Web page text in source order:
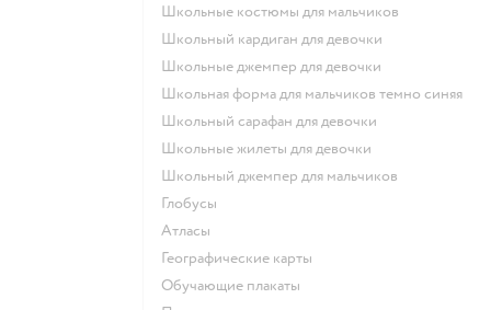
Школьные костюмы для мальчиков
Школьный кардиган для девочки
Школьные джемпер для девочки
Школьная форма для мальчиков темно синяя
Школьный сарафан для девочки
Школьные жилеты для девочки
Школьный джемпер для мальчиков
Глобусы
Атласы
Географические карты
Обучающие плакаты